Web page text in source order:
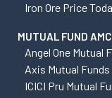
Iron Ore Price
MUTUAL FUND
Angel One Mutual
Axis Mutual Funds
ICICI Pru Mutual